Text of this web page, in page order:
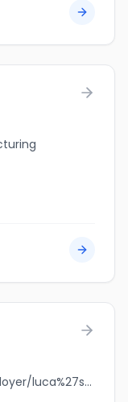
jobbank.gc.ca/browsejobs/employer/luca%27s+demolition/ca